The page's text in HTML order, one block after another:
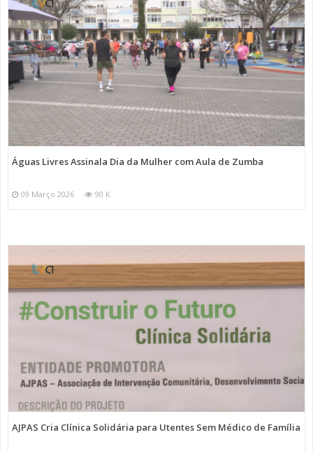
Águas Livres Assinala Dia da Mulher com Aula de Zumba
09 Março 2026 90 K
AJPAS Cria Clínica Solidária para Utentes Sem Médico de Família